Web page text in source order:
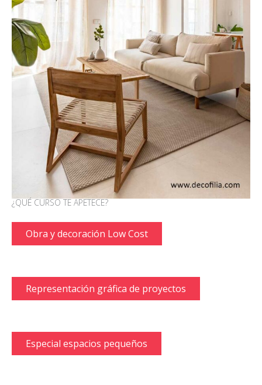
¿QUÉ CURSO TE APETECE?
Obra y decoración Low Cost
Representación gráfica de proyectos
Especial espacios pequeños